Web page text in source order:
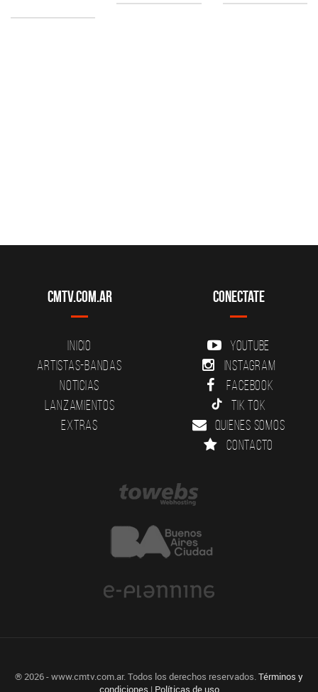
CMTV.com.ar
Inicio
Artistas-Bandas
Noticias
Lanzamientos
Extras
Conectate
YouTube
Instagram
Facebook
Tik Tok
Quienes somos
Contacto
® 2026 - www.cmtv.com.ar. Todos los derechos reservados.Términos y
condiciones | Políticas de uso